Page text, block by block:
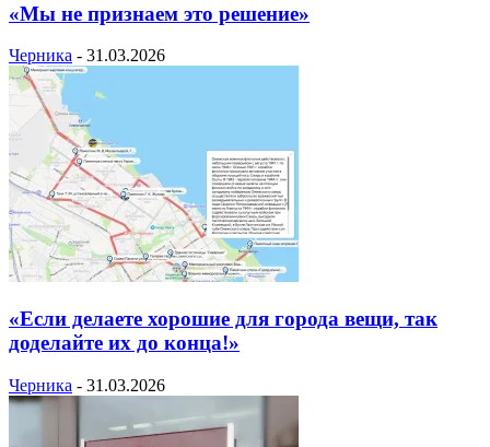
«Мы не признаем это решение»
Черника - 31.03.2026
«Если делаете хорошие для города вещи, так
доделайте их до конца!»
Черника - 31.03.2026